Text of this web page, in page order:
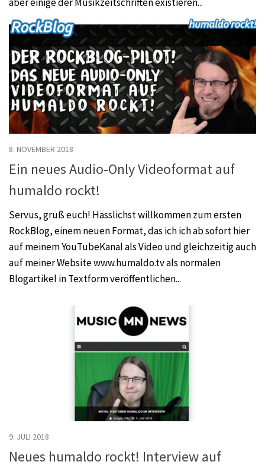
8. NOVEMBER 2018
Ein neues Audio-Only Videoformat auf
humaldo rockt!
Servus, grüß euch! Hässlichst willkommen zum ersten
RockBlog, einem neuen Format, das ich ich ab sofort hier
auf meinem YouTubeKanal als Video und gleichzeitig auch
auf meiner Website www.humaldo.tv als normalen
Blogartikel in Textform veröffentlichen...
9. JULI 2018
Neues humaldo rockt! Interview auf